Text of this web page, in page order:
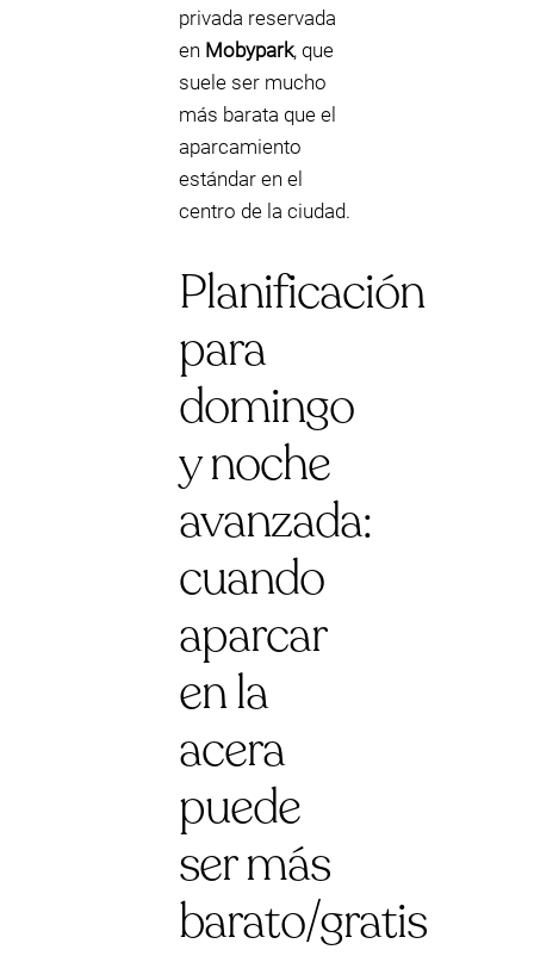
privada reservada
en Mobypark, que
suele ser mucho
más barata que el
aparcamiento
estándar en el
centro de la ciudad.
Planificación
para
domingo
y noche
avanzada:
cuando
aparcar
en la
acera
puede
ser más
barato/gratis